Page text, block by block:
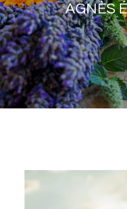
AGNÈS